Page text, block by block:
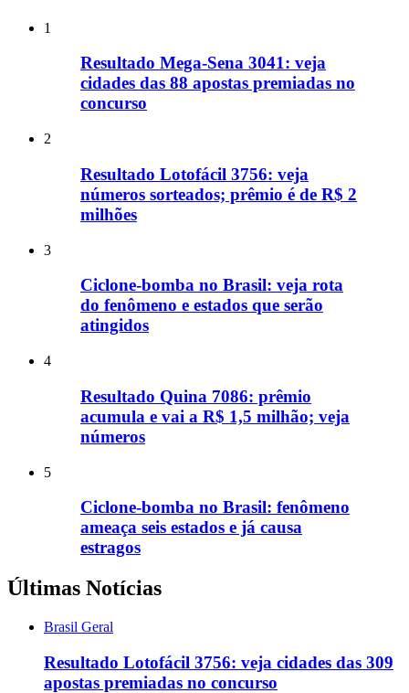
1
Resultado Mega-Sena 3041: veja
cidades das 88 apostas premiadas no
concurso
2
Resultado Lotofácil 3756: veja
números sorteados; prêmio é de R$ 2
milhões
3
Ciclone-bomba no Brasil: veja rota
do fenômeno e estados que serão
atingidos
4
Resultado Quina 7086: prêmio
acumula e vai a R$ 1,5 milhão; veja
números
5
Ciclone-bomba no Brasil: fenômeno
ameaça seis estados e já causa
estragos
Últimas Notícias
Brasil Geral
Resultado Lotofácil 3756: veja cidades das 309
apostas premiadas no concurso